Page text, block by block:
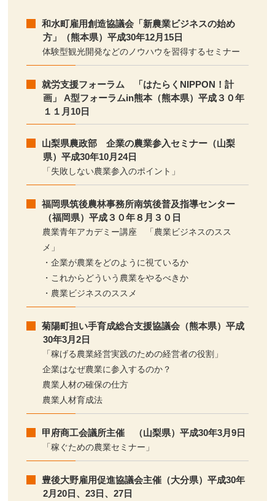
和水町雇用創造協議会「新農業ビジネスの始め
方」（熊本県）平成30年12月15日
体験型観光開発などのノウハウを習得するセミナー
就労支援フォーラム 「はたらくNIPPON！計
画」 A型フォーラムin熊本（熊本県）平成３０年
１１月10日
山梨県農政部 企業の農業参入セミナー（山梨
県）平成30年10月24日
「失敗しない農業参入のポイント」
福岡県筑後農林事務所南筑後普及指導センター
（福岡県）平成３０年８月３０日
農業青年アカデミー講座 「農業ビジネスのスス
メ」
・企業が農業をどのように視ているか
・これからどういう農業をやるべきか
・農業ビジネスのススメ
菊陽町担い手育成総合支援協議会（熊本県）平成
30年3月2日
「稼げる農業経営実践のための経営者の役割」
企業はなぜ農業に参入するのか？
農業人材の確保の仕方
農業人材育成法
甲府商工会議所主催 （山梨県）平成30年3月9日
「稼ぐための農業セミナー」
豊後大野雇用促進協議会主催（大分県）平成30年
2月20日、23日、27日